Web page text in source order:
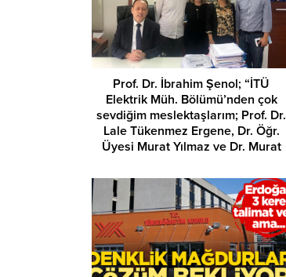
Prof. Dr. İbrahim Şenol; “İTÜ
Elektrik Müh. Bölümü’nden çok
sevdiğim meslektaşlarım; Prof. Dr.
Lale Tükenmez Ergene, Dr. Öğr.
Üyesi Murat Yılmaz ve Dr. Murat